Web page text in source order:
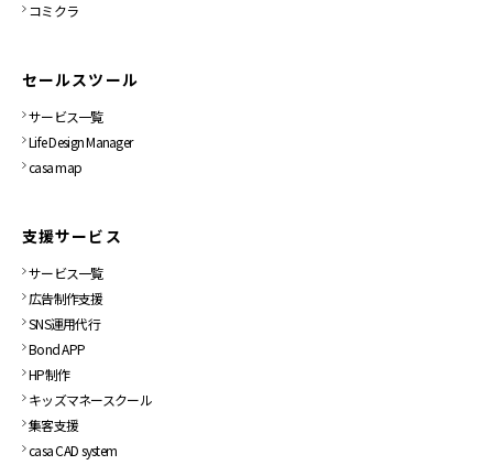
コミクラ
セールスツール
サービス一覧
Life Design Manager
casa map
支援サービス
サービス一覧
広告制作支援
SNS運用代行
Bond APP
HP制作
キッズマネースクール
集客支援
casa CAD system